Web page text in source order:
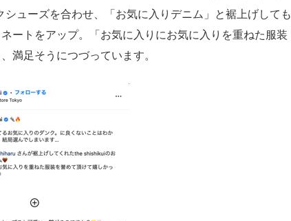
ューズを合わせ、「お気に入りデニム」と裾上げしても
ートをアップ。「お気に入りにお気に入りを重ねた服装
満足そうにつづっています。